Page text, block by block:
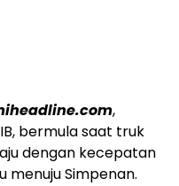
,
bermula saat truk
dengan kecepatan
menuju Simpenan.